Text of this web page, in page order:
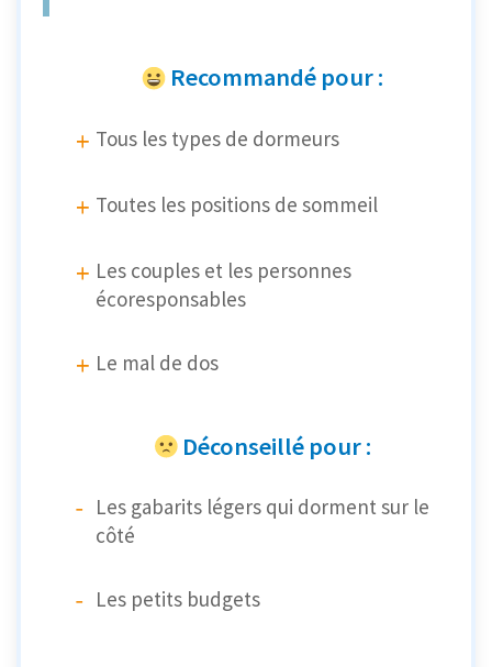
Recommandé pour :
Tous les types de dormeurs
Toutes les positions de sommeil
Les couples et les personnes
écoresponsables
Le mal de dos
Déconseillé pour :
Les gabarits légers qui dorment sur le
côté
Les petits budgets